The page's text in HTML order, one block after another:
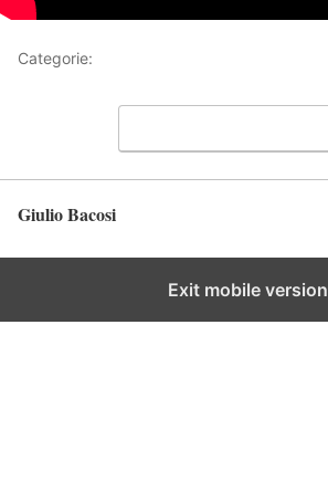
Categorie:
Giulio Bacosi
Exit mobile version